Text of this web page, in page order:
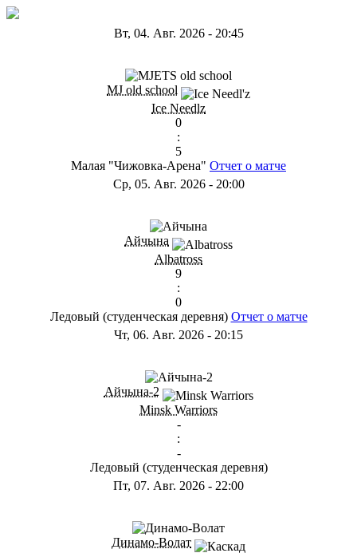
Вт, 04. Авг. 2026- 20:45
MJ old school
Ice Needlz
0
:
5
Малая "Чижовка-Арена" Отчет о матче
Ср, 05. Авг. 2026- 20:00
Айчына
Albatross
9
:
0
Ледовый (студенческая деревня) Отчет о матче
Чт, 06. Авг. 2026 - 20:15
Айчына-2
Minsk Warriors
-
:
-
Ледовый (студенческая деревня)
Пт, 07. Авг. 2026 - 22:00
Динамо-Волат